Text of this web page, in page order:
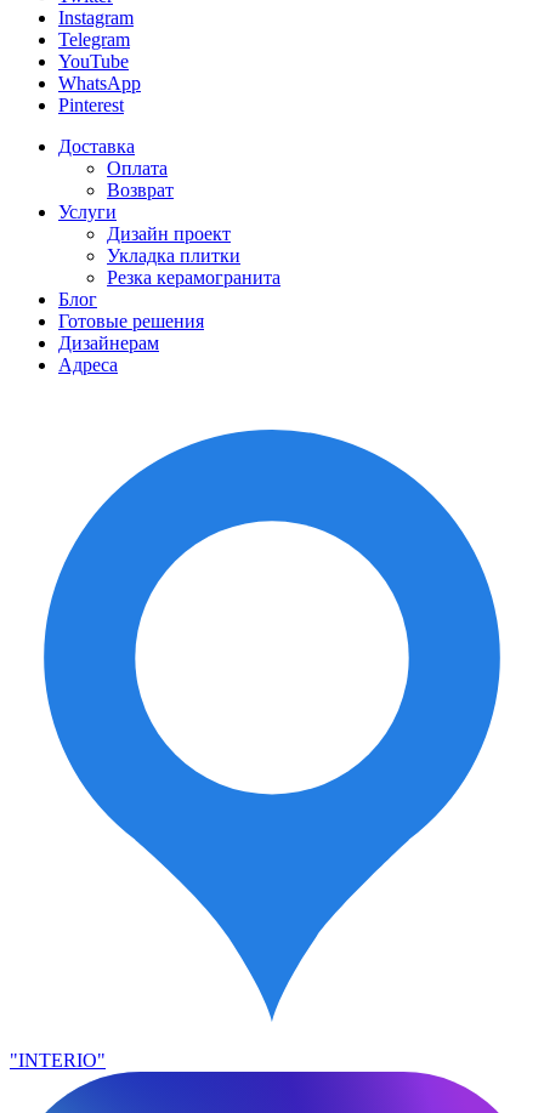
Instagram
Telegram
YouTube
WhatsApp
Pinterest
Доставка
Оплата
Возврат
Услуги
Дизайн проект
Укладка плитки
Резка керамогранита
Блог
Готовые решения
Дизайнерам
Адреса
"INTERIO"